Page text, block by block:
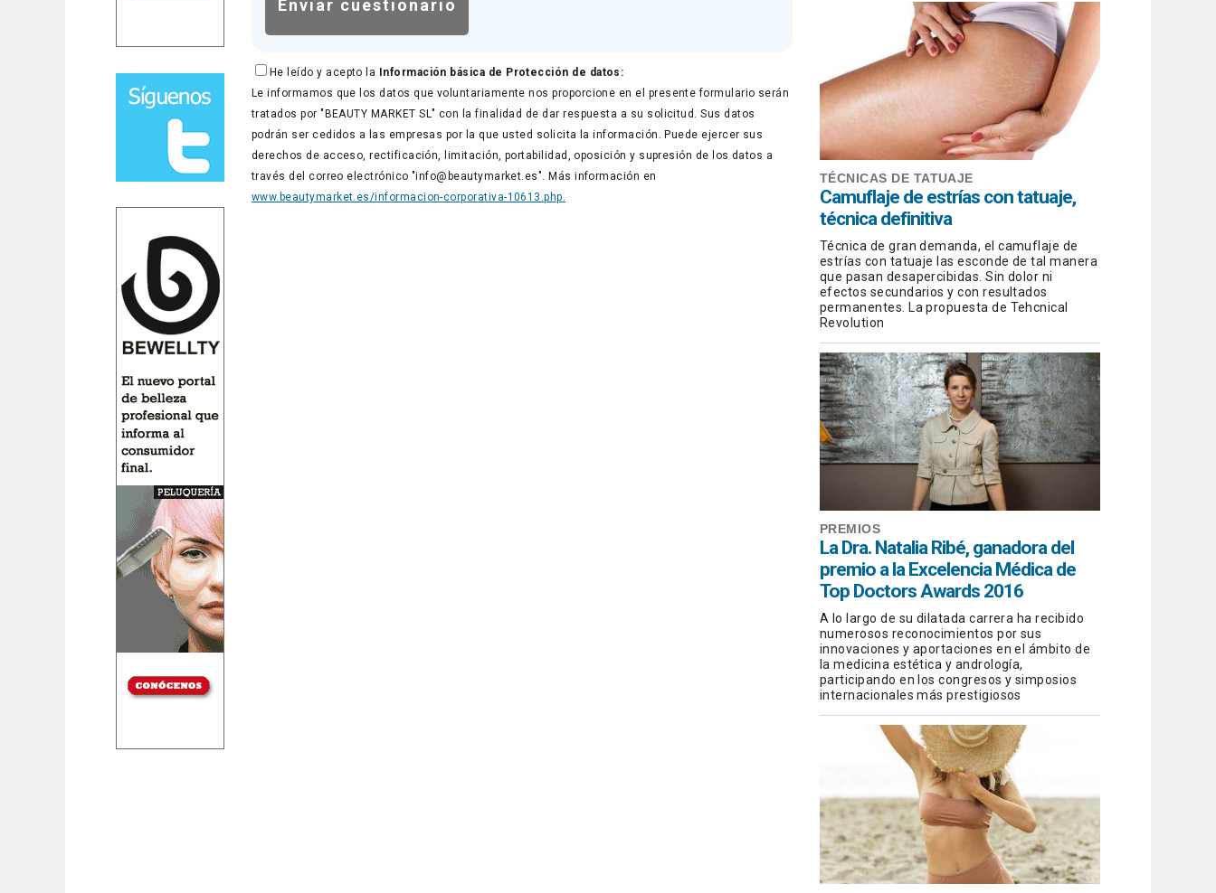
TÉCNICAS DE TATUAJE
Camuflaje de estrías con tatuaje,
técnica definitiva
Técnica de gran demanda, el camuflaje de
estrías con tatuaje las esconde de tal manera
que pasan desapercibidas. Sin dolor ni
efectos secundarios y con resultados
permanentes. La propuesta de Tehcnical
Revolution
PREMIOS
La Dra. Natalia Ribé, ganadora del
premio a la Excelencia Médica de
Top Doctors Awards 2016
A lo largo de su dilatada carrera ha recibido
numerosos reconocimientos por sus
innovaciones y aportaciones en el ámbito de
la medicina estética y andrología,
participando en los congresos y simposios
internacionales más prestigiosos
He leído y acepto la Información básica de Protección de datos:
Le informamos que los datos que voluntariamente nos proporcione en el presente formulario serán
tratados por "BEAUTY MARKET SL" con la finalidad de dar respuesta a su solicitud. Sus datos
podrán ser cedidos a las empresas por la que usted solicita la información. Puede ejercer sus
derechos de acceso, rectificación, limitación, portabilidad, oposición y supresión de los datos a
través del correo electrónico "info@beautymarket.es". Más información en
www.beautymarket.es/informacion-corporativa-10613.php.